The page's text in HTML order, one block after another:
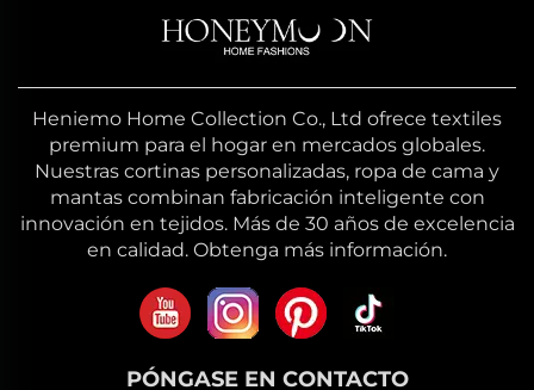
Heniemo Home Collection Co., Ltd ofrece textiles
premium para el hogar en mercados globales.
Nuestras cortinas personalizadas, ropa de cama y
mantas combinan fabricación inteligente con
innovación en tejidos. Más de 30 años de excelencia
en calidad. Obtenga más información.
PÓNGASE EN CONTACTO